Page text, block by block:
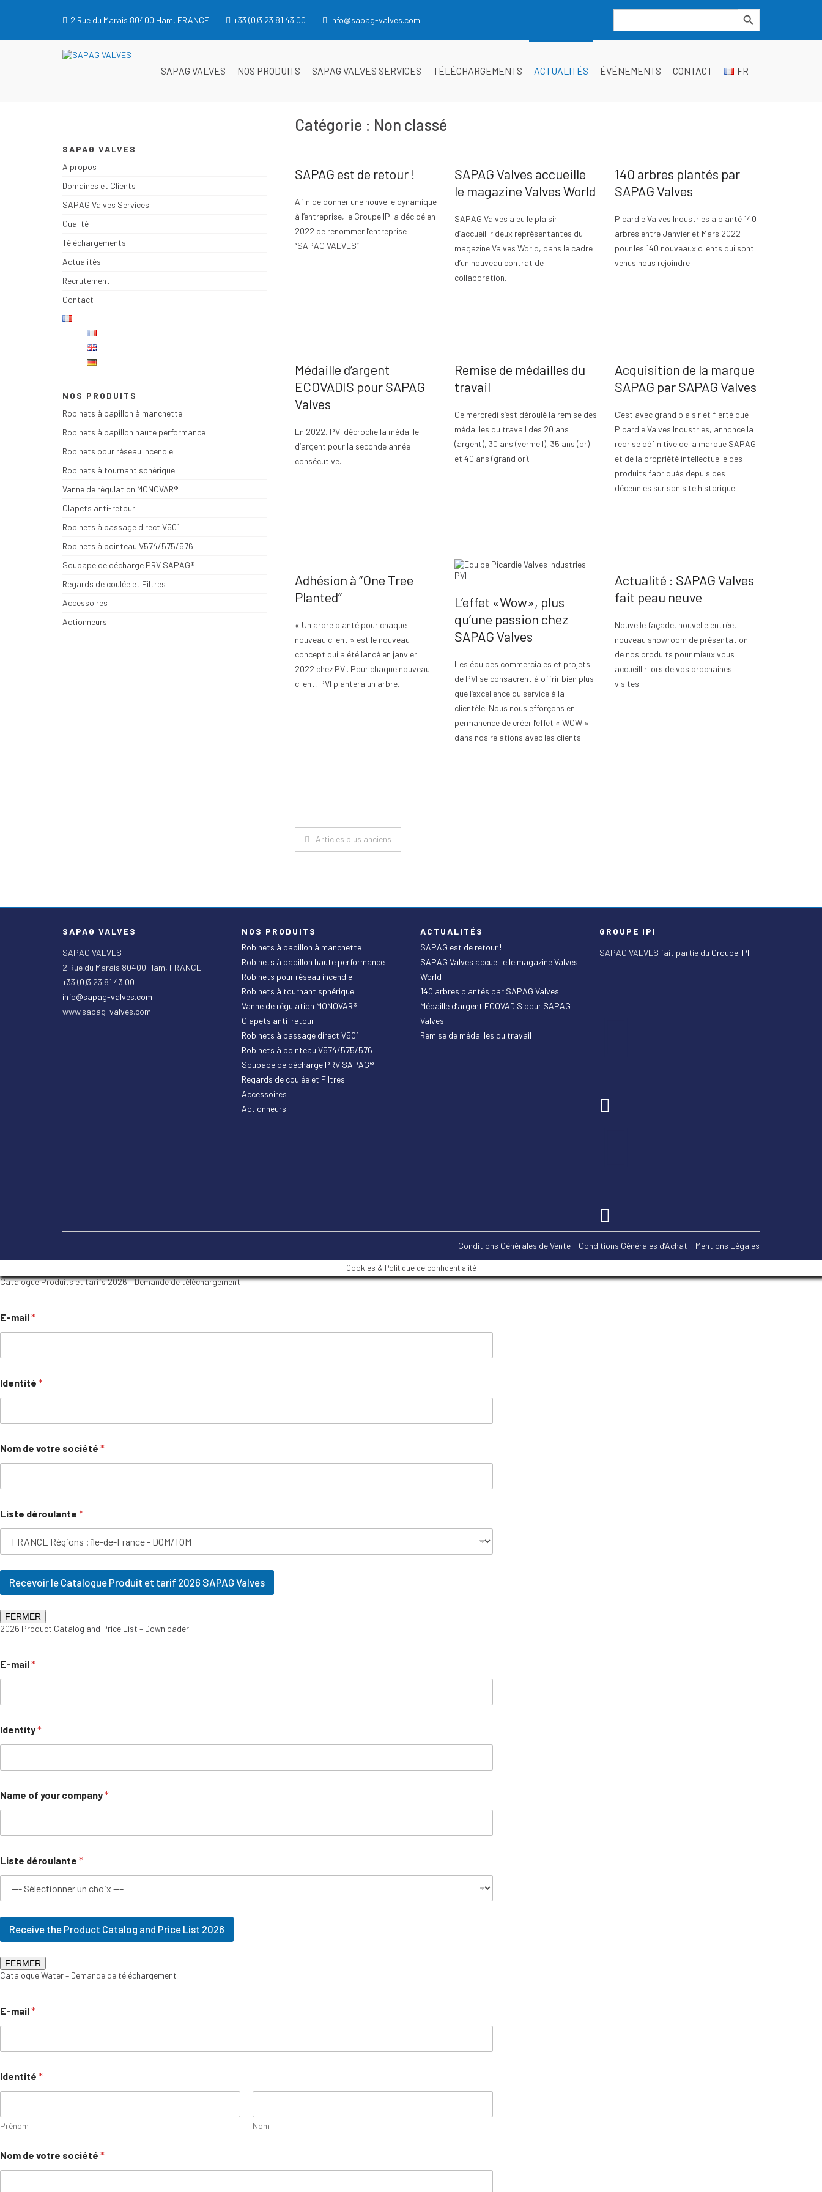
2 Rue du Marais 80400 Ham, FRANCE +33 (0)3 23 81 43 00 info@sapag-valves.com
Search
for:
Search Button
SAPAG VALVES NOS PRODUITS SAPAG VALVES SERVICES TÉLÉCHARGEMENTS ACTUALITÉS ÉVÉNEMENTS CONTACT FR
Catégorie : Non classé
SAPAG est de retour !
Afin de donner une nouvelle dynamique
à l’entreprise, le Groupe IPI a décidé en
2022 de renommer l’entreprise :
“SAPAG VALVES”.
SAPAG Valves accueille
le magazine Valves World
SAPAG Valves a eu le plaisir
d’accueillir deux représentantes du
magazine Valves World, dans le cadre
d’un nouveau contrat de
collaboration.
140 arbres plantés par
SAPAG Valves
Picardie Valves Industries a planté 140
arbres entre Janvier et Mars 2022
pour les 140 nouveaux clients qui sont
venus nous rejoindre.
Médaille d’argent
ECOVADIS pour SAPAG
Valves
En 2022, PVI décroche la médaille
d’argent pour la seconde année
consécutive.
Remise de médailles du
travail
Ce mercredi s’est déroulé la remise des
médailles du travail des 20 ans
(argent), 30 ans (vermeil), 35 ans (or)
et 40 ans (grand or).
Acquisition de la marque
SAPAG par SAPAG Valves
C’est avec grand plaisir et fierté que
Picardie Valves Industries, annonce la
reprise définitive de la marque SAPAG
et de la propriété intellectuelle des
produits fabriqués depuis des
décennies sur son site historique.
Adhésion à “One Tree
Planted”
« Un arbre planté pour chaque
nouveau client » est le nouveau
concept qui a été lancé en janvier
2022 chez PVI. Pour chaque nouveau
client, PVI plantera un arbre.
L’effet «Wow», plus
qu’une passion chez
SAPAG Valves
Les équipes commerciales et projets
de PVI se consacrent à offrir bien plus
que l’excellence du service à la
clientèle. Nous nous efforçons en
permanence de créer l’effet « WOW »
dans nos relations avec les clients.
Actualité : SAPAG Valves
fait peau neuve
Nouvelle façade, nouvelle entrée,
nouveau showroom de présentation
de nos produits pour mieux vous
accueillir lors de vos prochaines
visites.
Navigation
Articles plus anciens
SAPAG VALVES
A propos
Domaines et Clients
SAPAG Valves Services
Qualité
Téléchargements
Actualités
Recrutement
Contact
NOS PRODUITS
Robinets à papillon à manchette
Robinets à papillon haute performance
Robinets pour réseau incendie
Robinets à tournant sphérique
Vanne de régulation MONOVAR®
Clapets anti-retour
Robinets à passage direct V501
Robinets à pointeau V574/575/576
Soupape de décharge PRV SAPAG®
Regards de coulée et Filtres
Accessoires
Actionneurs
SAPAG VALVES
SAPAG VALVES
2 Rue du Marais 80400 Ham, FRANCE
+33 (0)3 23 81 43 00
info@sapag-valves.com
www.sapag-valves.com
NOS PRODUITS
Robinets à papillon à manchette
Robinets à papillon haute performance
Robinets pour réseau incendie
Robinets à tournant sphérique
Vanne de régulation MONOVAR®
Clapets anti-retour
Robinets à passage direct V501
Robinets à pointeau V574/575/576
Soupape de décharge PRV SAPAG®
Regards de coulée et Filtres
Accessoires
Actionneurs
ACTUALITÉS
SAPAG est de retour !
SAPAG Valves accueille le magazine Valves
World
140 arbres plantés par SAPAG Valves
Médaille d’argent ECOVADIS pour SAPAG
Valves
Remise de médailles du travail
GROUPE IPI
SAPAG VALVES fait partie du Groupe IPI
Conditions Générales de Vente Conditions Générales d’Achat Mentions Légales
Cookies & Politique de confidentialité
Catalogue Produits et tarifs 2026 – Demande de téléchargement
E-mail*
Identité *
Nom de votre société *
Liste déroulante *
Recevoir le Catalogue Produit et tarif 2026 SAPAG Valves
FERMER
2026 Product Catalog and Price List – Downloader
E-mail*
Identity*
Name of your company*
Liste déroulante *
Receive the Product Catalog and Price List 2026
FERMER
Catalogue Water – Demande de téléchargement
E-mail*
Identité *
Prénom Nom
Nom de votre société *